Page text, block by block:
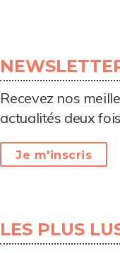
Recevez nos
actualités deux
Je m'inscris
LES PLUS